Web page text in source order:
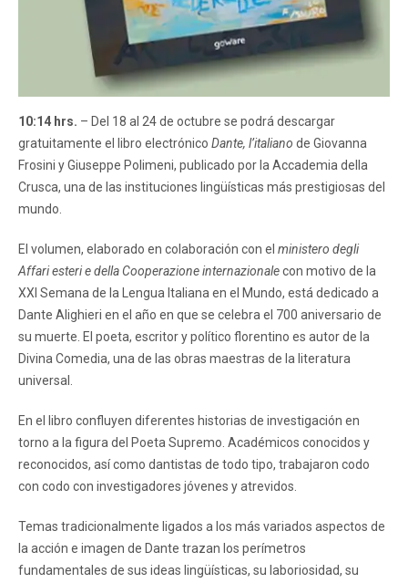
10:14 hrs. – Del 18 al 24 de octubre se podrá descargar
gratuitamente el libro electrónico Dante, l’italiano de Giovanna
Frosini y Giuseppe Polimeni, publicado por la Accademia della
Crusca, una de las instituciones lingüísticas más prestigiosas del
mundo.
El volumen, elaborado en colaboración con el ministero degli
Affari esteri e della Cooperazione internazionalecon motivo de la
XXI Semana de la Lengua Italiana en el Mundo, está dedicado a
Dante Alighieri en el año en que se celebra el 700 aniversario de
su muerte. El poeta, escritor y político florentino es autor de la
Divina Comedia, una de las obras maestras de la literatura
universal.
En el libro confluyen diferentes historias de investigación en
torno a la figura del Poeta Supremo. Académicos conocidos y
reconocidos, así como dantistas de todo tipo, trabajaron codo
con codo con investigadores jóvenes y atrevidos.
Temas tradicionalmente ligados a los más variados aspectos de
la acción e imagen de Dante trazan los perímetros
fundamentales de sus ideas lingüísticas, su laboriosidad, su